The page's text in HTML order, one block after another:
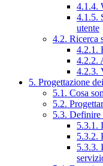
4.1.4.
4.1.5.
utente
4.2. Ricerca
4.2.1.
4.2.2.
4.2.3.
5. Progettazione
5.1. Cosa
5.2.
5.3.
5.3.1.
5.3.2.
5.3.3.